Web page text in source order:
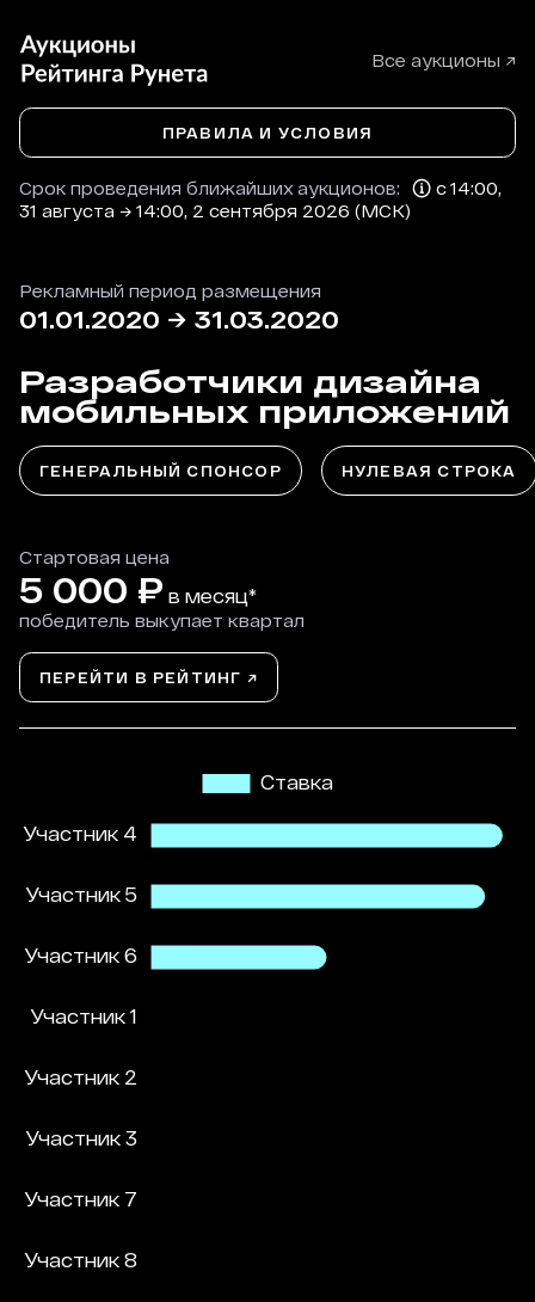
Все аукционы ↗
Срок проведения ближайших аукционов:
с 14:00,
31 августа → 14:00, 2 сентября 2026 (МСК)
ПРАВИЛА И УСЛОВИЯ
Рекламный период размещения
01.01.2020 → 31.03.2020
Разработчики дизайна
мобильных приложений
ГЕНЕРАЛЬНЫЙ СПОНСОР НУЛЕВАЯ СТРОКА
Стартовая цена
5 000 ₽ в месяц*
победитель выкупает квартал
ПЕРЕЙТИ В РЕЙТИНГ ↗